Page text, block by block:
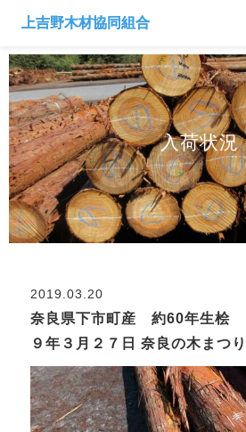
入荷状況
2019.03.20
奈良県下市町産 約60年生桧
９年３月２７日 奈良の木まつり